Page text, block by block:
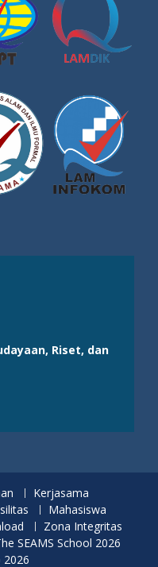
Riset, dan
Kerjasama
Mahasiswa
Zona Integritas
SEAMS School 2026
2026